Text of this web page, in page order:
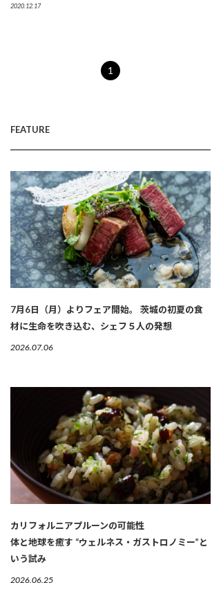
2020.12.17
1
FEATURE
7月6日（月）よりフェア開始。 茨城の初夏の食
材に生命を吹き込む、シェフ５人の発想
2026.07.06
カリフォルニアプルーンの可能性
体と地球を癒す “ウェルネス・ガストロノミー”と
いう試み
2026.06.25